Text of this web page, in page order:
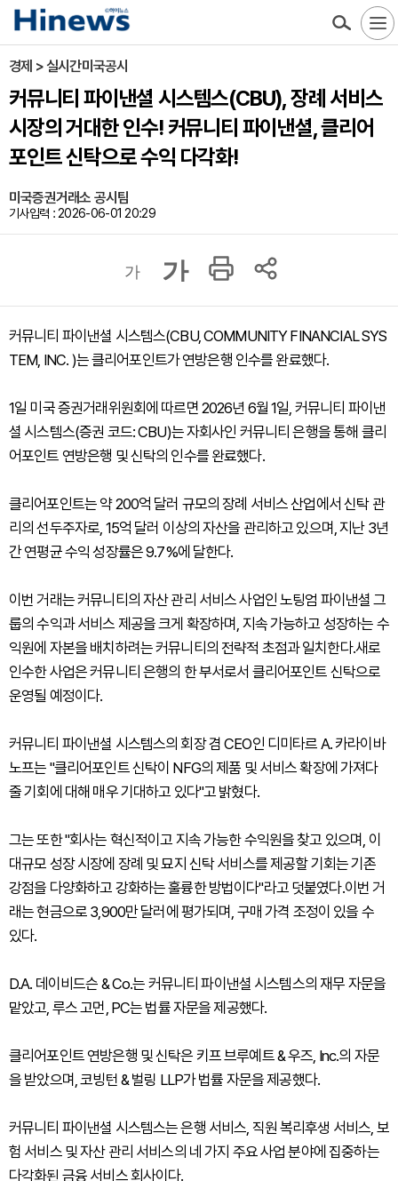
경제 > 실시간미국공시
커뮤니티 파이낸셜 시스템스(CBU), 장례 서비스
시장의 거대한 인수! 커뮤니티 파이낸셜, 클리어
포인트 신탁으로 수익 다각화!
미국증권거래소 공시팀
기사입력 : 2026-06-01 20:29
가 가
커뮤니티 파이낸셜 시스템스(CBU, COMMUNITY FINANCIAL SYS
TEM, INC. )는 클리어포인트가 연방은행 인수를 완료했다.
1일 미국 증권거래위원회에 따르면 2026년 6월 1일, 커뮤니티 파이낸
셜 시스템스(증권 코드: CBU)는 자회사인 커뮤니티 은행을 통해 클리
어포인트 연방은행 및 신탁의 인수를 완료했다.
클리어포인트는 약 200억 달러 규모의 장례 서비스 산업에서 신탁 관
리의 선두주자로, 15억 달러 이상의 자산을 관리하고 있으며, 지난 3년
간 연평균 수익 성장률은 9.7%에 달한다.
이번 거래는 커뮤니티의 자산 관리 서비스 사업인 노팅엄 파이낸셜 그
룹의 수익과 서비스 제공을 크게 확장하며, 지속 가능하고 성장하는 수
익원에 자본을 배치하려는 커뮤니티의 전략적 초점과 일치한다.새로
인수한 사업은 커뮤니티 은행의 한 부서로서 클리어포인트 신탁으로
운영될 예정이다.
커뮤니티 파이낸셜 시스템스의 회장 겸 CEO인 디미타르 A. 카라이바
노프는 "클리어포인트 신탁이 NFG의 제품 및 서비스 확장에 가져다
줄 기회에 대해 매우 기대하고 있다"고 밝혔다.
그는 또한 "회사는 혁신적이고 지속 가능한 수익원을 찾고 있으며, 이
대규모 성장 시장에 장례 및 묘지 신탁 서비스를 제공할 기회는 기존
강점을 다양화하고 강화하는 훌륭한 방법이다"라고 덧붙였다.이번 거
래는 현금으로 3,900만 달러에 평가되며, 구매 가격 조정이 있을 수
있다.
D.A. 데이비드슨 & Co.는 커뮤니티 파이낸셜 시스템스의 재무 자문을
맡았고, 루스 고먼, PC는 법률 자문을 제공했다.
클리어포인트 연방은행 및 신탁은 키프 브루예트 & 우즈, Inc.의 자문
을 받았으며, 코빙턴 & 벌링 LLP가 법률 자문을 제공했다.
커뮤니티 파이낸셜 시스템스는 은행 서비스, 직원 복리후생 서비스, 보
험 서비스 및 자산 관리 서비스의 네 가지 주요 사업 분야에 집중하는
다각화된 금융 서비스 회사이다.